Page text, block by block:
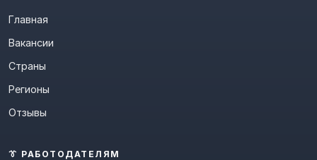
Главная
Вакансии
Страны
Регионы
Отзывы
👔 РАБОТОДАТЕЛЯМ